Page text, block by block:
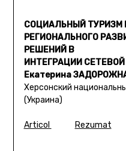
СОЦИАЛЬНЫЙ ТУРИЗМ
РЕГИОНАЛЬНОГО
РЕШЕНИЙ В
ИНТЕГРАЦИИ
Екатерина
Херсонский
(Украина)
Articol Rezumat